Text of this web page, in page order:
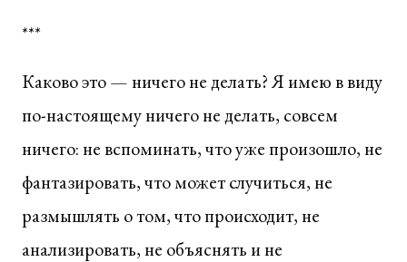
***
Каково это — ничего не делать? Я имею в виду
по-настоящему ничего не делать, совсем
ничего: не вспоминать, что уже произошло, не
фантазировать, что может случиться, не
размышлять о том, что происходит, не
анализировать, не объяснять и не